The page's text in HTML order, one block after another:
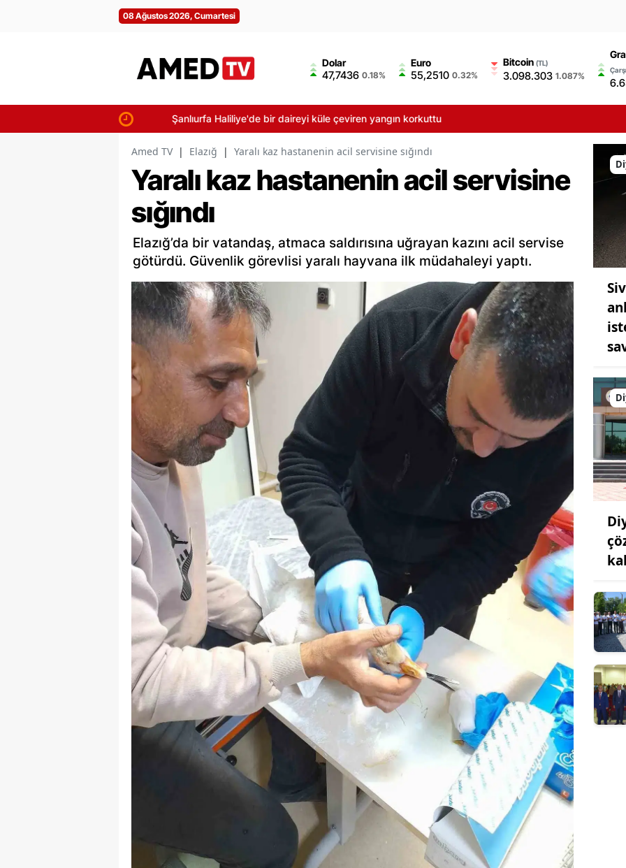
08 Ağustos 2026, Cumartesi
Dolar
47,7436 0.18%
Euro
55,2510 0.32%
Bitcoin(TL)
3.098.303 1.087%
Şanlıurfa Haliliye'de bir daireyi küle çeviren yangın korkuttu
Amed TV | Elazığ | Yaralı kaz hastanenin acil servisine sığındı
Yaralı kaz hastanenin acil servisine
sığındı
Elazığ’da bir vatandaş, atmaca saldırısına uğrayan kazını acil servise
götürdü. Güvenlik görevlisi yaralı hayvana ilk müdahaleyi yaptı.